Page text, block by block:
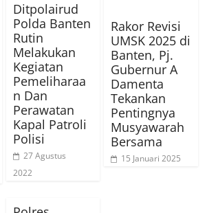
Ditpolairud
Polda Banten
Rutin
Melakukan
Kegiatan
Pemeliharaa
n Dan
Perawatan
Kapal Patroli
Polisi
27 Agustus
2022
Rakor Revisi
UMSK 2025 di
Banten, Pj.
Gubernur A
Damenta
Tekankan
Pentingnya
Musyawarah
Bersama
15 Januari 2025